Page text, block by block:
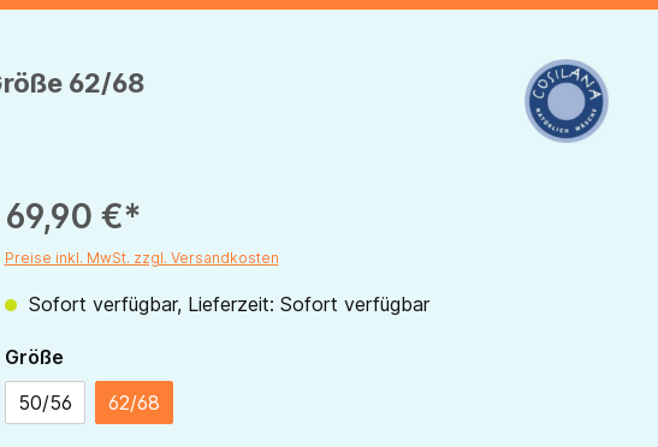
62/68
69,90 €*
Preise inkl. MwSt. zzgl. Versandkosten
Sofort verfügbar, Lieferzeit: Sofort verfügbar
Größeauswählen
50/56
62/68